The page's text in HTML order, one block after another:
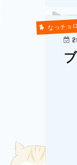
なっチョ